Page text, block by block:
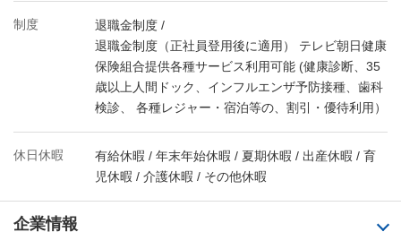
制度
退職金制度 /
退職金制度（正社員登用後に適用） テレビ朝日健康
保険組合提供各種サービス利用可能 (健康診断、35
歳以上人間ドック、インフルエンザ予防接種、歯科
検診、 各種レジャー・宿泊等の、割引・優待利用）
休日休暇
有給休暇 / 年末年始休暇 / 夏期休暇 / 出産休暇 / 育
児休暇 / 介護休暇 / その他休暇
企業情報